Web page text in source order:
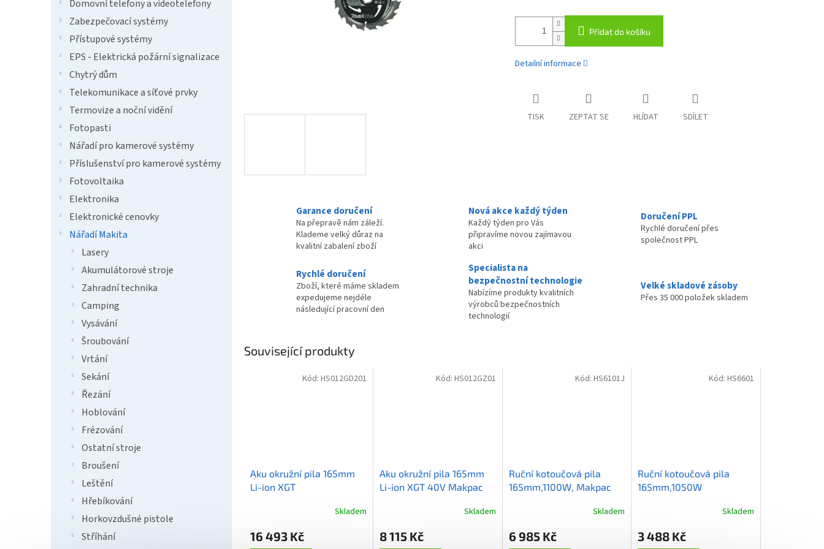
Domovní telefony a videotelefony
Zabezpečovací systémy
Přístupové systémy
EPS - Elektrická požární signalizace
Chytrý dům
Telekomunikace a síťové prvky
Termovize a noční vidění
Fotopasti
Nářadí pro kamerové systémy
Příslušenství pro kamerové systémy
Fotovoltaika
Elektronika
Elektronické cenovky
Nářadí Makita
Lasery
Akumulátorové stroje
Zahradní technika
Camping
Vysávání
Šroubování
Vrtání
Sekání
Řezání
Hoblování
Frézování
Ostatní stroje
Broušení
Leštění
Hřebíkování
Horkovzdušné pistole
Stříhání
Přidat do košíku
Detailní informace
TISK ZEPTAT SE HLÍDAT SDÍLET
Garance doručení
Na přepravě nám záleží.
Klademe velký důraz na
kvalitní zabalení zboží
Nová akce každý týden
Každý týden pro Vás
připravíme novou zajímavou
akci
Doručení PPL
Rychlé doručení přes
společnost PPL
Rychlé doručení
Zboží, které máme skladem
expedujeme nejdéle
následující pracovní den
Specialista na
bezpečnostní technologie
Nabízíme produkty kvalitních
výrobců bezpečnostních
technologií
Velké skladové zásoby
Přes 35 000 položek skladem
Související produkty
Aku okružní pila 165mm
Li-ion XGT
Skladem
16 493 Kč
Kód: HS012GD201
Aku okružní pila 165mm
Li-ion XGT 40V Makpac
Skladem
8 115 Kč
Kód: HS012GZ01
Ruční kotoučová pila
165mm,1100W, Makpac
Skladem
6 985 Kč
Kód:HS6101J
Ruční kotoučová pila
165mm,1050W
Skladem
3 488 Kč
Kód: HS6601